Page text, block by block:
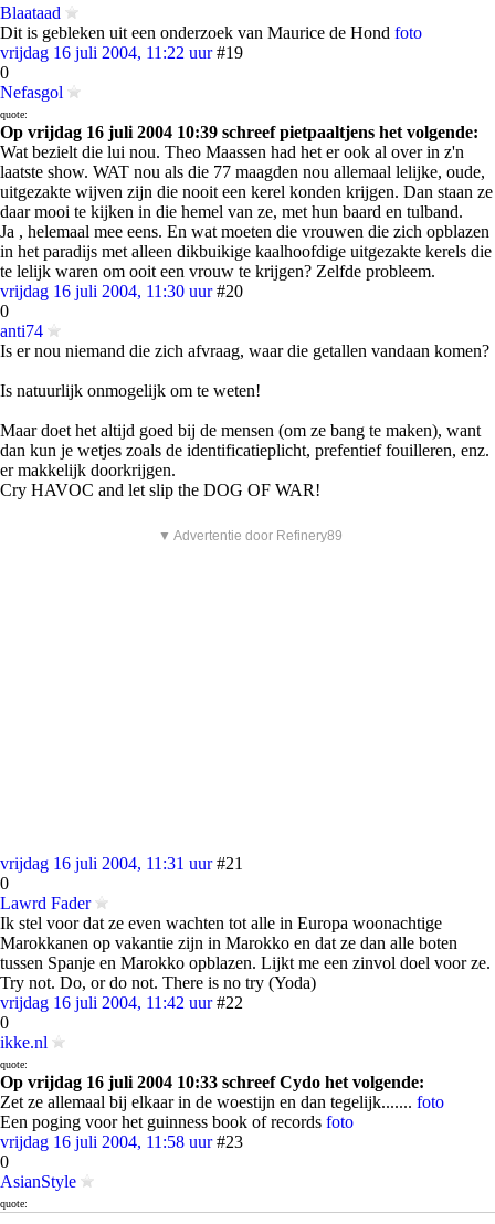
Blaataad
Dit is gebleken uit een onderzoek van Maurice de Hond foto
vrijdag 16 juli 2004, 11:22 uur #19
0
Nefasgol
quote:
Op vrijdag 16 juli 2004 10:39 schreef pietpaaltjens het volgende:
Wat bezielt die lui nou. Theo Maassen had het er ook al over in z'n
laatste show. WAT nou als die 77 maagden nou allemaal lelijke, oude,
uitgezakte wijven zijn die nooit een kerel konden krijgen. Dan staan ze
daar mooi te kijken in die hemel van ze, met hun baard en tulband.
Ja , helemaal mee eens. En wat moeten die vrouwen die zich opblazen
in het paradijs met alleen dikbuikige kaalhoofdige uitgezakte kerels die
te lelijk waren om ooit een vrouw te krijgen? Zelfde probleem.
vrijdag 16 juli 2004, 11:30 uur #20
0
anti74
Is er nou niemand die zich afvraag, waar die getallen vandaan komen?
Is natuurlijk onmogelijk om te weten!
Maar doet het altijd goed bij de mensen (om ze bang te maken), want
dan kun je wetjes zoals de identificatieplicht, prefentief fouilleren, enz.
er makkelijk doorkrijgen.
Cry HAVOC and let slip the DOG OF WAR!
▼ Advertentie door Refinery89
vrijdag 16 juli 2004, 11:31 uur #21
0
Lawrd Fader
Ik stel voor dat ze even wachten tot alle in Europa woonachtige
Marokkanen op vakantie zijn in Marokko en dat ze dan alle boten
tussen Spanje en Marokko opblazen. Lijkt me een zinvol doel voor ze.
Try not. Do, or do not. There is no try (Yoda)
vrijdag 16 juli 2004, 11:42 uur #22
0
ikke.nl
quote:
Op vrijdag 16 juli 2004 10:33 schreef Cydo het volgende:
Zet ze allemaal bij elkaar in de woestijn en dan tegelijk....... foto
Een poging voor het guinness book of records foto
vrijdag 16 juli 2004, 11:58 uur #23
0
AsianStyle
quote: